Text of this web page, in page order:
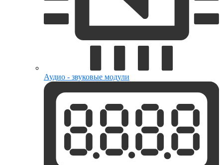
Аудио - звуковые модули